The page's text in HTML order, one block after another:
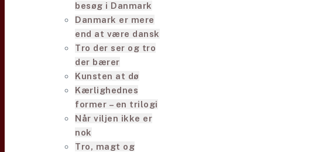
besøg i Danmark
Danmark er mere
end at være dansk
Tro der ser og tro
der bærer
Kunsten at dø
Kærlighednes
former – en trilogi
Når viljen ikke er
nok
Tro, magt og